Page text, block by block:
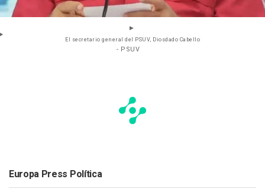
El secretario general del PSUV, Diosdado Cabello
- PSUV
Europa Press Política